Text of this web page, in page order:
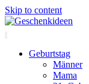
Skip to content
Geburtstag
Männer
Mama